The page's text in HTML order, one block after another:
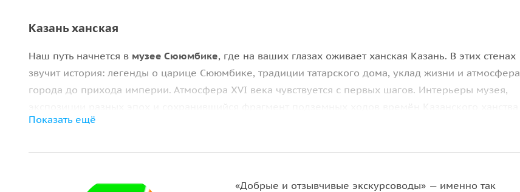
Казань ханская
Наш путь начнется в музее Сююмбике, где на ваших глазах оживает ханская Казань. В этих стенах
звучит история: легенды о царице Сююмбике, традиции татарского дома, уклад жизни и атмосфера
города до прихода империи. Атмосфера XVI века чувствуется с первых шагов. Интерьеры музея,
перенесут нас в далёкое прошлое.
Во время экскурсии вы узнаете:
Показать ещё
«Добрые и отзывчивые экскурсоводы» — именно так